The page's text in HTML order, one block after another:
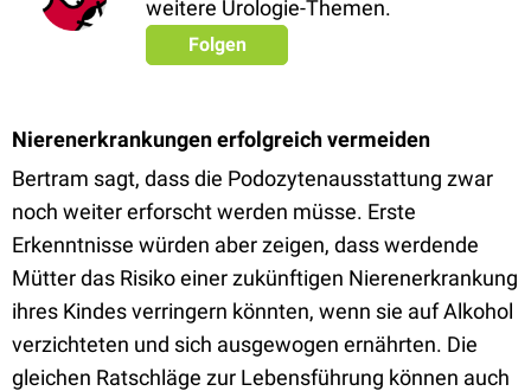
weitere Urologie-Themen.
Folgen
Nierenerkrankungen erfolgreich vermeiden
Bertram sagt, dass die Podozytenausstattung zwar
noch weiter erforscht werden müsse. Erste
Erkenntnisse würden aber zeigen, dass werdende
Mütter das Risiko einer zukünftigen Nierenerkrankung
ihres Kindes verringern könnten, wenn sie auf Alkohol
verzichteten und sich ausgewogen ernährten. Die
gleichen Ratschläge zur Lebensführung können auch